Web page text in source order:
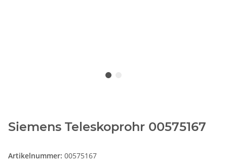
Siemens Teleskoprohr 00575167
Artikelnummer: 00575167